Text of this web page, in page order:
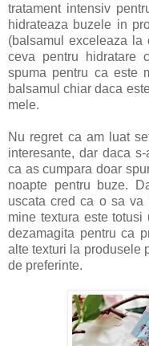
tratament intensiv
hidrateaza buzele in
(balsamul exceleaza la
ceva pentru
spuma pentru ca este
balsamul chiar daca
mele.
Nu regret ca am luat
interesante, dar daca
ca as cumpara doar
noapte pentru buze.
uscata cred ca o sa va
mine textura este
dezamagita pentru ca
alte texturi la produsele
de preferinte.